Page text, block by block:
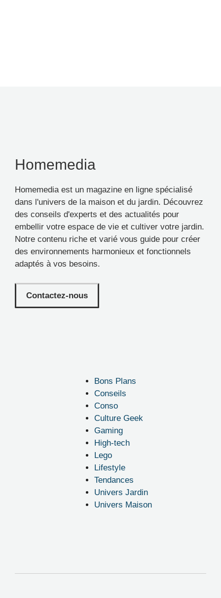
Homemedia
Homemedia est un magazine en ligne spécialisé
dans l'univers de la maison et du jardin. Découvrez
des conseils d'experts et des actualités pour
embellir votre espace de vie et cultiver votre jardin.
Notre contenu riche et varié vous guide pour créer
des environnements harmonieux et fonctionnels
adaptés à vos besoins.
Contactez-nous
Bons Plans
Conseils
Conso
Culture Geek
Gaming
High-tech
Lego
Lifestyle
Tendances
Univers Jardin
Univers Maison